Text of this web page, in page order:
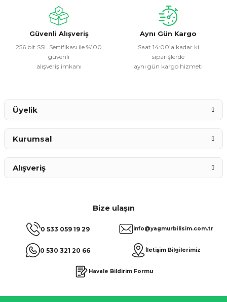
Ürün fiyatı diğer sitelerden daha pahalı.
Bu ürüne benzer farklı alternatifler olmalı.
Güvenli Alışveriş
256 bit SSL Sertifikası ile %100
güvenli
alışveriş imkanı
Aynı Gün Kargo
Saat 14:00’a kadar ki
siparişlerde
aynı gün kargo hizmeti
Bize ulaşın
0 533 059 19 29
0 530 321 20 66
info@yagmurbilisim.com.tr
İletişim Bilgilerimiz
Havale Bildirim Formu
Üyelik
Kurumsal
Alışveriş